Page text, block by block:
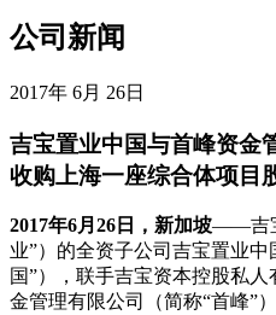
公司新闻
2017年 6月 26日
吉宝置业中国与首峰资金
收购上海一座综合体项目
2017年6月26日，新加坡——吉
业”）的全资子公司吉宝置业
国”），联手吉宝资本控股私
金管理有限公司（简称“首峰”